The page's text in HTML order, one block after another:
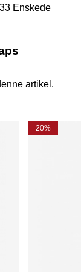
Enskede
artikel.
20%